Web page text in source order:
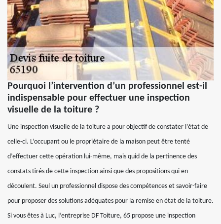
Pourquoi l’intervention d’un professionnel est-il
indispensable pour effectuer une inspection
visuelle de la toiture ?
Une inspection visuelle de la toiture a pour objectif de constater l’état de
celle-ci. L’occupant ou le propriétaire de la maison peut être tenté
d’effectuer cette opération lui-même, mais quid de la pertinence des
constats tirés de cette inspection ainsi que des propositions qui en
découlent. Seul un professionnel dispose des compétences et savoir-faire
pour proposer des solutions adéquates pour la remise en état de la toiture.
Si vous êtes à Luc, l’entreprise DF Toiture, 65 propose une inspection